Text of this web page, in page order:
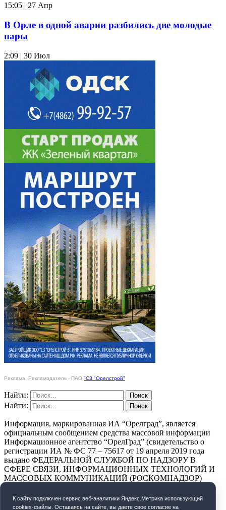
15:05 | 27 Апр
В Орле в одной аварии разбились две молодые
пары
2:09 | 30 Июл
Реклама. Рекламодатель - ПАО "СЗ "Орелстрой"
Найти:
Найти:
Информация, маркированная ИА “Орелград”, является
официальным сообщением средства массовой информации
Информационное агентство “ОрелГрад” (свидетельство о
регистрации ИА № ФС 77 – 75617 от 19 апреля 2019 года
выдано ФЕДЕРАЛЬНОЙ СЛУЖБОЙ ПО НАДЗОРУ В
СФЕРЕ СВЯЗИ, ИНФОРМАЦИОННЫХ ТЕХНОЛОГИЙ И
МАССОВЫХ КОММУНИКАЦИЙ (РОСКОМНАДЗОР)
ПОЛИТИКА КОНФИДЕНЦИАЛЬНОСТИ
К cайту подключен сервис веб-аналитики Яндекс.Метрика использующий
cookies-файлы. Оставаясь на сайте, вы даете свое согласие на